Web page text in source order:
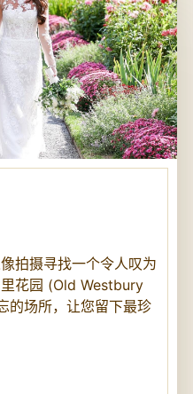
拍摄寻找一个令人叹为
花园 (Old Westbury
的场所，让您留下最珍